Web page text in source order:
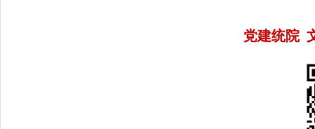
党建统院